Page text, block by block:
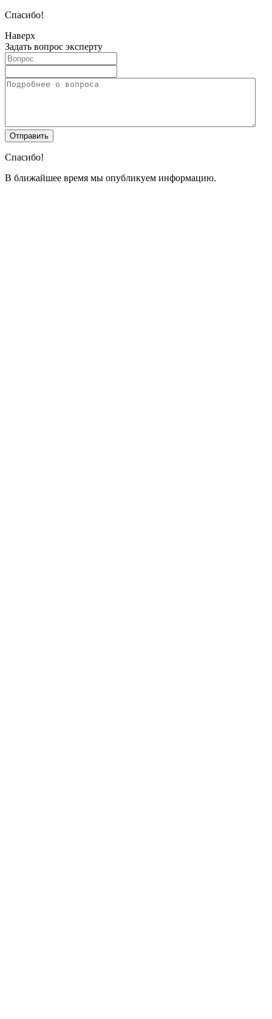
Спасибо!
Наверх
Задать вопрос эксперту
Спасибо!
В ближайшее время мы опубликуем информацию.